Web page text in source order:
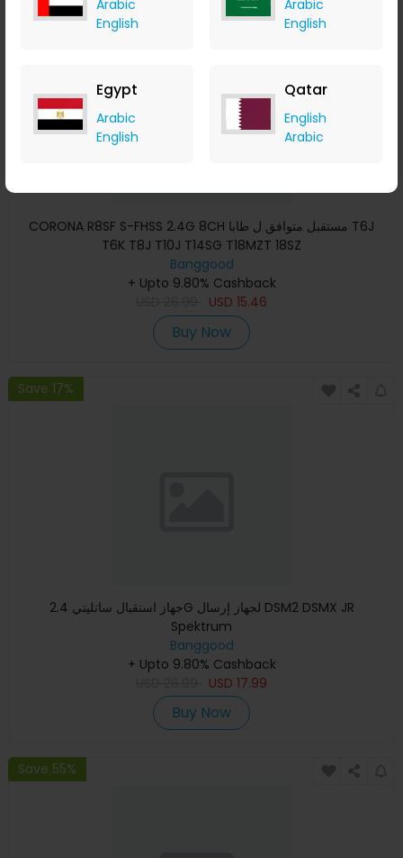
Arabic
English
Arabic
English
Egypt
Arabic
English
Qatar
English
Arabic
Save 18%
CORONA R8SF S-FHSS 2.4G 8CH مستقبل متوافق ل طابا T6J
T6K T8J T10J T14SG T18MZT 18SZ
Banggood
+ Upto 9.80% Cashback
USD 15.46
Buy Now
Save 17%
جهاز استقبال ساتليتي 2.4G لجهاز إرسال DSM2 DSMX JR
Spektrum
Banggood
+ Upto 9.80% Cashback
USD 17.99
Buy Now
Save 55%